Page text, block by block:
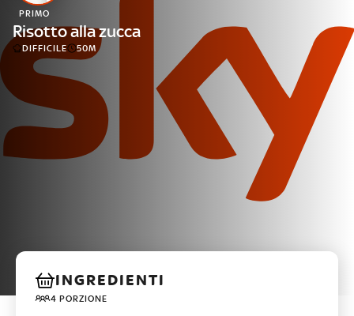
PROGRAMMI SKY
Un mondo di offerte:
SKY.IT
NOW
PRIMO
Risotto alla zucca
DIFFICILE 50M
INGREDIENTI
4 PORZIONE